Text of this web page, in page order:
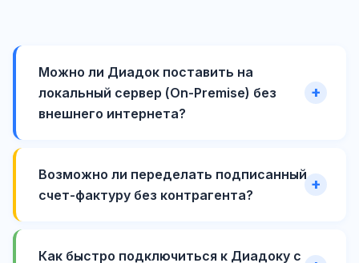
Можно ли Диадок поставить на
локальный сервер (On-Premise) без
внешнего интернета?
Возможно ли переделать подписанный
счет-фактуру без контрагента?
Как быстро подключиться к Диадоку с